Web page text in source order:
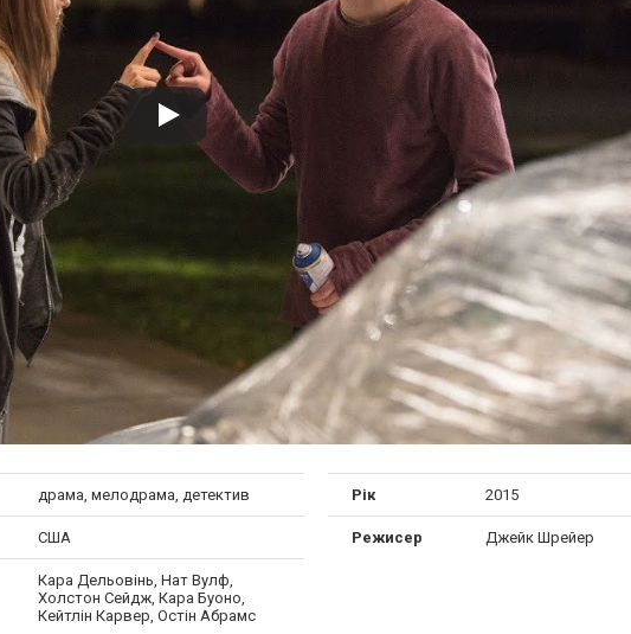
драма, мелодрама, детектив
США
Кара Дельовінь, Нат Вулф,
Холстон Сейдж, Кара Буоно,
Кейтлін Карвер, Остін Абрамс
Рік 2015
Режисер Джейк Шрейер